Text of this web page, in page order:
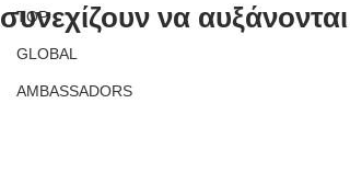
TOP
GLOBAL
AMBASSADORS
συνεχίζουν να αυξάνονται